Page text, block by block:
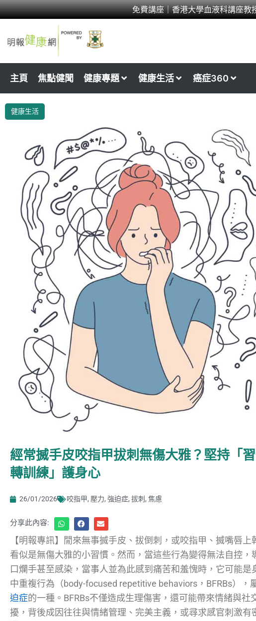
免費講座｜香港大學血液科講座教
Skip
to
content
主頁 焦點健聞 健康專題 健康生活 癌症360
健康生活
經常搣手皮咬指甲拔刺無傷大雅？堅持「
轉訓練」護身心
26/01/2026 咬指甲, 壓力, 強迫症, 拔刺 , 焦慮
分享此內容:
【明報專訊】閒來無事搣手皮、拔倒刺，或咬指甲、搣嘴唇上
看似是無傷大雅的小習慣。然而，當這些行為變得無法自控，
口爛手甚至感染，當事人並為此感到痛苦和羞愧時，它可能是
中重複行為（body-focused repetitive behaviors，BFRBs），
迫症的一種。BFRBs不僅造成生理傷害，還可能帶來情緒與社
擾，背後成因往往與情緒管理、完美主義，或尋求感官刺激有